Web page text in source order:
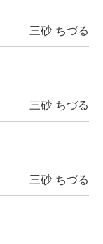
三砂 ちづる
三砂 ちづる
三砂 ちづる